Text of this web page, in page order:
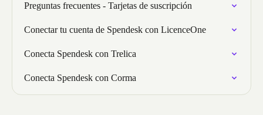
Preguntas frecuentes - Tarjetas de suscripción
Conectar tu cuenta de Spendesk con LicenceOne
Conecta Spendesk con Trelica
Conecta Spendesk con Corma